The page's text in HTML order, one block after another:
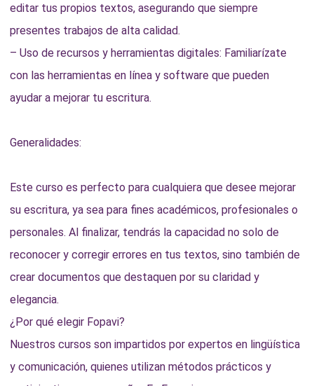
editar tus propios textos, asegurando que siempre
presentes trabajos de alta calidad.
– Uso de recursos y herramientas digitales: Familiarízate
con las herramientas en línea y software que pueden
ayudar a mejorar tu escritura.
Generalidades:
Este curso es perfecto para cualquiera que desee mejorar
su escritura, ya sea para fines académicos, profesionales o
personales. Al finalizar, tendrás la capacidad no solo de
reconocer y corregir errores en tus textos, sino también de
crear documentos que destaquen por su claridad y
elegancia.
¿Por qué elegir Fopavi?
Nuestros cursos son impartidos por expertos en lingüística
y comunicación, quienes utilizan métodos prácticos y